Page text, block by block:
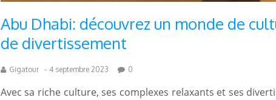
Abu Dhabi: découvrez un monde de
de divertissement
Gigatour - 4 septembre 2023 0
Avec sa riche culture, ses complexes relaxants et ses